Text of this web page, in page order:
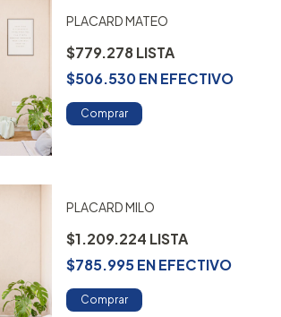
PLACARD MATEO
$779.278
$506.530ENEFECTIVO
Comprar
PLACARD MILO
$1.209.224
$785.995ENEFECTIVO
Comprar